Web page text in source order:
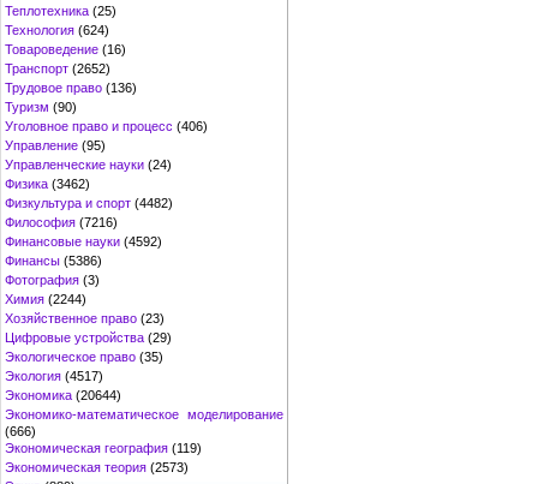
Теплотехника (25)
Технология (624)
Товароведение (16)
Транспорт (2652)
Трудовое право (136)
Туризм (90)
Уголовное право и процесс (406)
Управление (95)
Управленческие науки (24)
Физика (3462)
Физкультура и спорт (4482)
Философия (7216)
Финансовые науки (4592)
Финансы (5386)
Фотография (3)
Химия (2244)
Хозяйственное право (23)
Цифровые устройства (29)
Экологическое право (35)
Экология (4517)
Экономика (20644)
Экономико-математическое моделирование
(666)
Экономическая география (119)
Экономическая теория (2573)